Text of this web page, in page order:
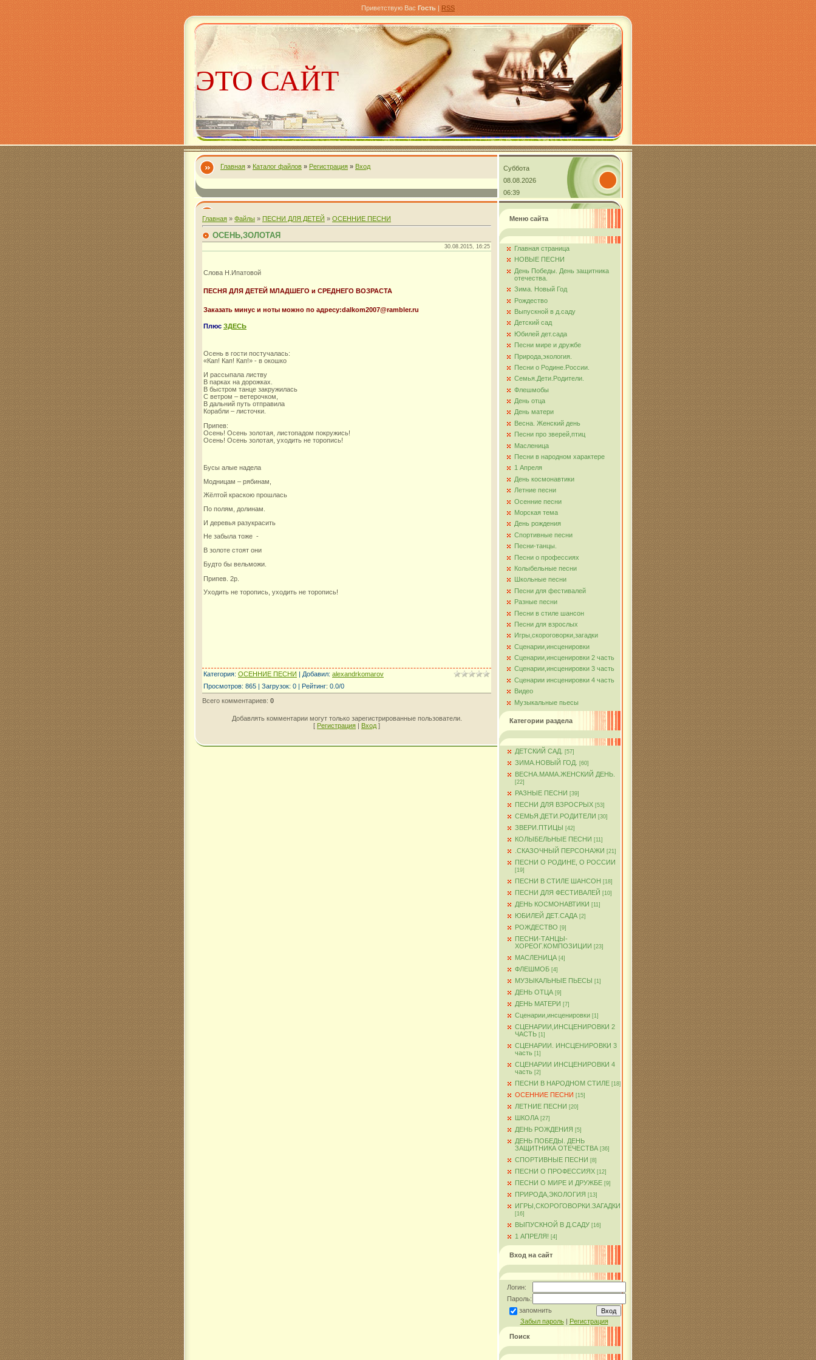
Приветствую Вас Гость | RSS
ЭТО САЙТ
Александра
Комарова
Главная » Каталог файлов » Регистрация » Вход
Суббота
08.08.2026
06:39
Главная » Файлы » ПЕСНИ ДЛЯ ДЕТЕЙ » ОСЕННИЕ ПЕСНИ
ОСЕНЬ,ЗОЛОТАЯ
30.08.2015, 16:25
Слова Н.Ипатовой
ПЕСНЯ ДЛЯ ДЕТЕЙ МЛАДШЕГО и СРЕДНЕГО ВОЗРАСТА
Заказать минус и ноты можно по адресу:dalkom2007@rambler.ru
Плюс ЗДЕСЬ
Осень в гости постучалась:
«Кап! Кап! Кап!» - в окошко
И рассыпала листву
В парках на дорожках.
В быстром танце закружилась
С ветром – ветерочком,
В дальний путь отправила
Корабли – листочки.
Припев:
Осень! Осень золотая, листопадом покружись!
Осень! Осень золотая, уходить не торопись!
Бусы алые надела
Модницам – рябинам,
Жёлтой краскою прошлась
По полям, долинам.
И деревья разукрасить
Не забыла тоже -
В золоте стоят они
Будто бы вельможи.
Припев. 2р.
Уходить не торопись, уходить не торопись!
Категория: ОСЕННИЕ ПЕСНИ | Добавил: alexandrkomarov
Просмотров: 865 | Загрузок: 0 | Рейтинг: 0.0/0
Всего комментариев: 0
Добавлять комментарии могут только зарегистрированные пользователи.
[ Регистрация | Вход ]
Меню сайта
Главная страница
НОВЫЕ ПЕСНИ
День Победы. День защитника
отечества.
Зима. Новый Год
Рождество
Выпускной в д.саду
Детский сад
Юбилей дет.сада
Песни мире и дружбе
Природа,экология.
Песни о Родине.России.
Семья.Дети.Родители.
Флешмобы
День отца
День матери
Весна. Женский день
Песни про зверей,птиц
Масленица
Песни в народном характере
1 Апреля
День космонавтики
Летние песни
Осенние песни
Морская тема
День рождения
Спортивные песни
Песни-танцы.
Песни о профессиях
Колыбельные песни
Школьные песни
Песни для фестивалей
Разные песни
Песни в стиле шансон
Песни для взрослых
Игры,скороговорки,загадки
Сценарии,инсценировки
Сценарии,инсценировки 2 часть
Сценарии,инсценировки 3 часть
Сценарии инсценировки 4 часть
Видео
Музыкальные пьесы
Категории раздела
ДЕТСКИЙ САД. [57]
ЗИМА.НОВЫЙ ГОД. [60]
ВЕСНА.МАМА.ЖЕНСКИЙ ДЕНЬ.
[22]
РАЗНЫЕ ПЕСНИ [39]
ПЕСНИ ДЛЯ ВЗРОСРЫХ [53]
СЕМЬЯ.ДЕТИ.РОДИТЕЛИ [30]
ЗВЕРИ.ПТИЦЫ [42]
КОЛЫБЕЛЬНЫЕ ПЕСНИ [11]
.СКАЗОЧНЫЙ ПЕРСОНАЖИ [21]
ПЕСНИ О РОДИНЕ, О РОССИИ
[19]
ПЕСНИ В СТИЛЕ ШАНСОН [18]
ПЕСНИ ДЛЯ ФЕСТИВАЛЕЙ [10]
ДЕНЬ КОСМОНАВТИКИ [11]
ЮБИЛЕЙ ДЕТ.САДА [2]
РОЖДЕСТВО [9]
ПЕСНИ-ТАНЦЫ-
ХОРЕОГ.КОМПОЗИЦИИ [23]
МАСЛЕНИЦА [4]
ФЛЕШМОБ [4]
МУЗЫКАЛЬНЫЕ ПЬЕСЫ [1]
ДЕНЬ ОТЦА [9]
ДЕНЬ МАТЕРИ [7]
Сценарии,инсценировки [1]
СЦЕНАРИИ,ИНСЦЕНИРОВКИ 2
ЧАСТЬ [1]
СЦЕНАРИИ. ИНСЦЕНИРОВКИ 3
часть [1]
СЦЕНАРИИ ИНСЦЕНИРОВКИ 4
часть [2]
ПЕСНИ В НАРОДНОМ СТИЛЕ [18]
ОСЕННИЕ ПЕСНИ [15]
ЛЕТНИЕ ПЕСНИ [20]
ШКОЛА [27]
ДЕНЬ РОЖДЕНИЯ [5]
ДЕНЬ ПОБЕДЫ. ДЕНЬ
ЗАЩИТНИКА ОТЕЧЕСТВА [36]
СПОРТИВНЫЕ ПЕСНИ [8]
ПЕСНИ О ПРОФЕССИЯХ [12]
ПЕСНИ О МИРЕ И ДРУЖБЕ [9]
ПРИРОДА,ЭКОЛОГИЯ [13]
ИГРЫ,СКОРОГОВОРКИ.ЗАГАДКИ
[16]
ВЫПУСКНОЙ В Д.САДУ [16]
1 АПРЕЛЯ! [4]
Вход на сайт
Логин:
Пароль:
запомнить
Забыл пароль| Регистрация
Поиск